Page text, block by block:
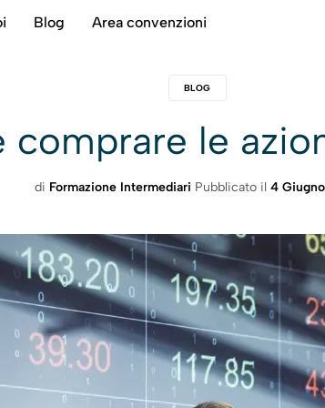
Blog Area convenzioni
BLOG
comprare le
di Formazione Intermediari Pubblicato il 4